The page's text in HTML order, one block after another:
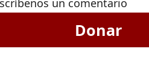
un comentario
Donar